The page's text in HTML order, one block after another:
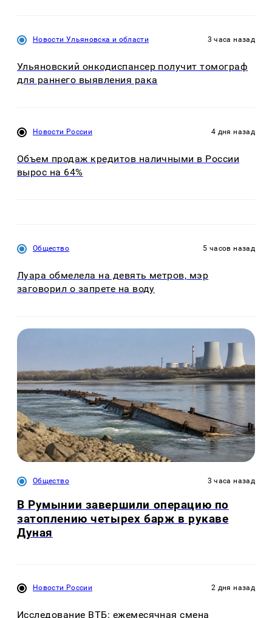
Новости Ульяновска и области 3 часа назад
Ульяновский онкодиспансер получит томограф
для раннего выявления рака
Новости России 4 дня назад
Объем продаж кредитов наличными в России
вырос на 64%
Общество 5 часов назад
Луара обмелела на девять метров, мэр
заговорил о запрете на воду
Общество 3 часа назад
В Румынии завершили операцию по
затоплению четырех барж в рукаве
Дуная
Новости России 2 дня назад
Исследование ВТБ: ежемесячная смена